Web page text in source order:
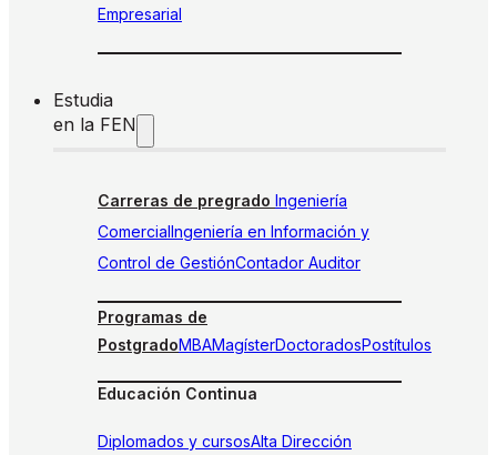
Empresarial
Estudia
en la FEN
Carreras de pregrado Ingeniería
ComercialIngeniería en Información y
Control de GestiónContador Auditor
Programas de
PostgradoMBAMagísterDoctoradosPostítulos
Educación Continua
Diplomados y cursosAlta Dirección